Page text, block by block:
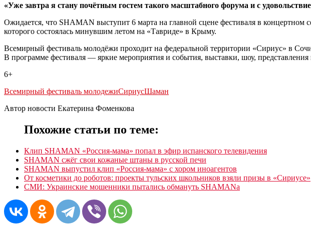
«Уже завтра я стану почётным гостем такого масштабного форума и с
Ожидается, что SHAMAN выступит 6 марта на главной сцене фестиваля в концертном
которого состоялась минувшим летом на «Тавриде» в Крыму.
Всемирный фестиваль молодёжи проходит на федеральной территории «Сириус» в
В программе фестиваля — яркие мероприятия и события, выставки, шоу, представления
6+
Всемирный фестиваль молодежиСириусШаман
Автор новости Екатерина Фоменкова
Похожие статьи по теме:
Клип SHAMAN «Россия-мама» попал в эфир испанского телевидения
SHAMAN сжёг свои кожаные штаны в русской печи
SHAMAN выпустил клип «Россия-мама» с хором иноагентов
От косметики до роботов: проекты тульских школьников взяли призы в «Сириусе»
СМИ: Украинские мошенники пытались обмануть SHAMANа